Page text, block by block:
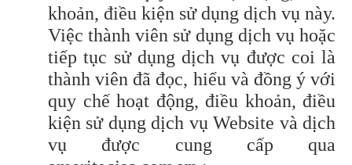
khoản, điều kiện sử dụng dịch vụ này.
Việc thành viên sử dụng dịch vụ hoặc
tiếp tục sử dụng dịch vụ được coi là
thành viên đã đọc, hiểu và đồng ý với
quy chế hoạt động, điều khoản, điều
kiện sử dụng dịch vụ Website và dịch
vụ được cung cấp qua